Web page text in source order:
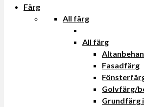
Färg
All färg
All färg
Fasadfärg
Golvfärg/
Grundfärg